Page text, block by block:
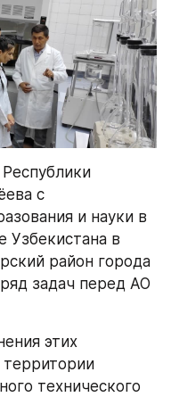
с
и науки в
Узбекистана в
район города
задач перед АО
этих
технического